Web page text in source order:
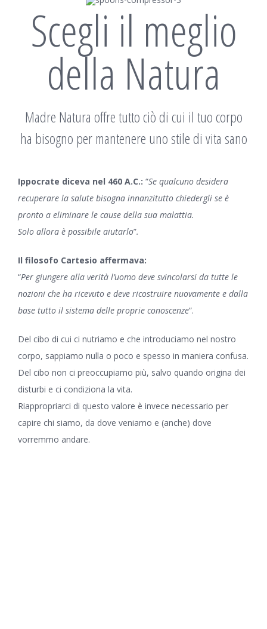
Scegli il meglio
della Natura
Madre Natura offre tutto ciò di cui il tuo corpo
ha bisogno per mantenere uno stile di vita sano
Ippocrate diceva nel 460 A.C.: “Se qualcuno desidera
recuperare la salute bisogna innanzitutto chiedergli se è
pronto a eliminare le cause della sua malattia.
Solo allora è possibile aiutarlo”.
Il filosofo Cartesio affermava:
“Per giungere alla verità l’uomo deve svincolarsi da tutte le
nozioni che ha ricevuto e deve ricostruire nuovamente e dalla
base tutto il sistema delle proprie conoscenze”.
Del cibo di cui ci nutriamo e che introduciamo nel nostro
corpo, sappiamo nulla o poco e spesso in maniera confusa.
Del cibo non ci preoccupiamo più, salvo quando origina dei
disturbi e ci condiziona la vita.
Riappropriarci di questo valore è invece necessario per
capire chi siamo, da dove veniamo e (anche) dove
vorremmo andare.